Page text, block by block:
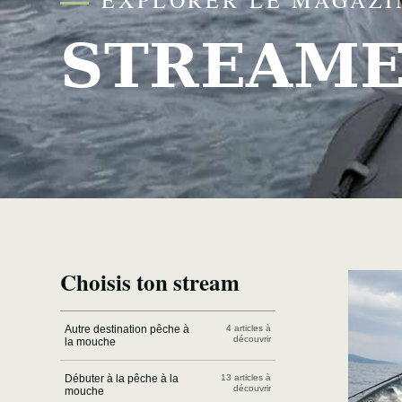
Choisis ton stream
Autre destination pêche à
la mouche
4 articles à
découvrir
Débuter à la pêche à la
mouche
13 articles à
découvrir